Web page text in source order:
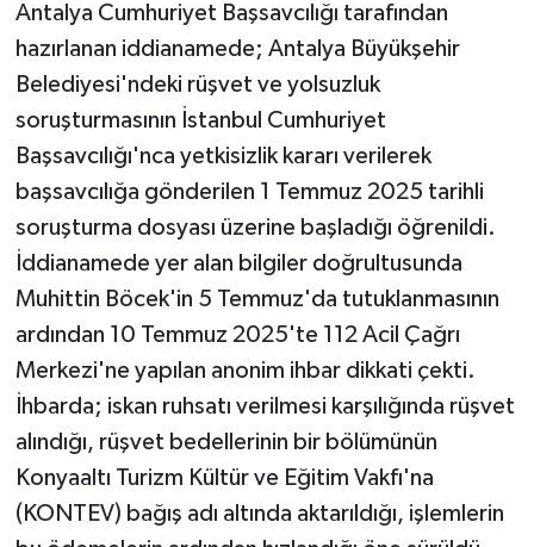
Antalya Cumhuriyet Başsavcılığı tarafından
hazırlanan iddianamede; Antalya Büyükşehir
Belediyesi'ndeki rüşvet ve yolsuzluk
soruşturmasının İstanbul Cumhuriyet
Başsavcılığı'nca yetkisizlik kararı verilerek
başsavcılığa gönderilen 1 Temmuz 2025 tarihli
soruşturma dosyası üzerine başladığı öğrenildi.
İddianamede yer alan bilgiler doğrultusunda
Muhittin Böcek'in 5 Temmuz'da tutuklanmasının
ardından 10 Temmuz 2025'te 112 Acil Çağrı
Merkezi'ne yapılan anonim ihbar dikkati çekti.
İhbarda; iskan ruhsatı verilmesi karşılığında rüşvet
alındığı, rüşvet bedellerinin bir bölümünün
Konyaaltı Turizm Kültür ve Eğitim Vakfı'na
(KONTEV) bağış adı altında aktarıldığı, işlemlerin